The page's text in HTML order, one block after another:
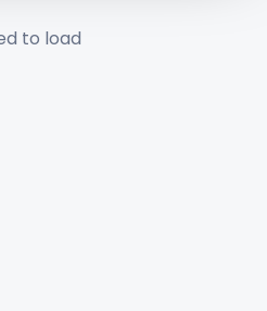
to load